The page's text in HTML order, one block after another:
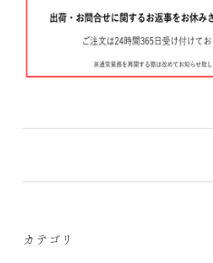
カテゴリ